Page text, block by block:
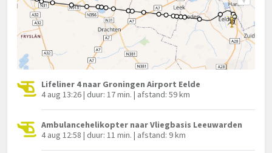
Lifeliner 4 naar Groningen Airport Eelde
4 aug 13:26 | duur: 17 min. | afstand: 59 km
Ambulancehelikopter naar Vliegbasis Leeuwarden
4 aug 12:58 | duur: 11 min. | afstand: 9 km